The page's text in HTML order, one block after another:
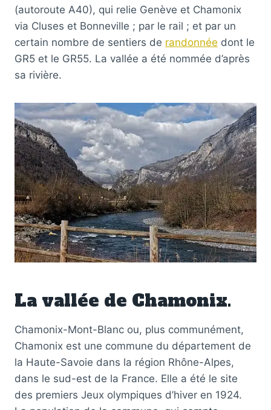
(autoroute A40), qui relie Genève et Chamonix
via Cluses et Bonneville ; par le rail ; et par un
certain nombre de sentiers de randonnée dont le
GR5 et le GR55. La vallée a été nommée d’après
sa rivière.
La vallée de Chamonix.
Chamonix-Mont-Blanc ou, plus communément,
Chamonix est une commune du département de
la Haute-Savoie dans la région Rhône-Alpes,
dans le sud-est de la France. Elle a été le site
des premiers Jeux olympiques d’hiver en 1924.